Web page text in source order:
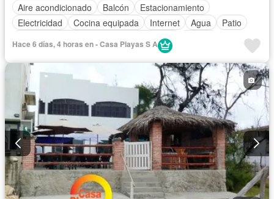
Aire acondicionado
Balcón
Estacionamiento
Electricidad
Cocina equipada Internet Agua
Patio
Acceso para personas con discapacidad
Seguridad Piscina
Hace 6 días, 4 horas en - Casa Playas S A